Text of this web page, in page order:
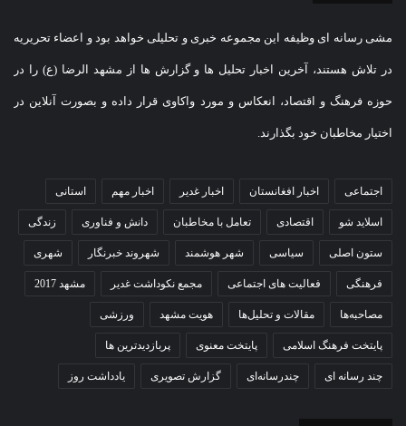
مشی رسانه ای وظیفه این مجموعه خبری و تحلیلی خواهد بود و اعضاء تحریریه
در تلاش هستند، آخرین اخبار تحلیل ها و گزارش ها از مشهد الرضا (ع) را در
حوزه فرهنگ و اقتصاد، انعکاس و مورد واکاوی قرار داده و بصورت آنلاین در
اختیار مخاطبان خود بگذارند.
اجتماعی اخبار افغانستان اخبار غدیر اخبار مهم استانی
اسلاید شو اقتصادی تعامل با مخاطبان دانش و فناوری زندگی
ستون اصلی سیاسی شهر هوشمند شهروند خبرنگار شهری
فرهنگی فعالیت های اجتماعی مجمع نکوداشت غدیر مشهد 2017
مصاحبه‌ها مقالات و تحلیل‌ها هویت مشهد ورزشی
پایتخت فرهنگ اسلامی پایتخت معنوی پربازدیدترین ها
چند رسانه ای چندرسانه‌ای گزارش تصویری یادداشت روز